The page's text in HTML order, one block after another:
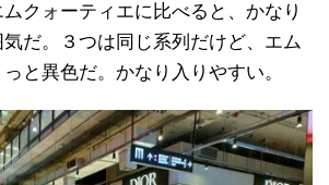
クォーティエに比べると、かなり
だ。３つは同じ系列だけど、エム
と異色だ。かなり入りやすい。